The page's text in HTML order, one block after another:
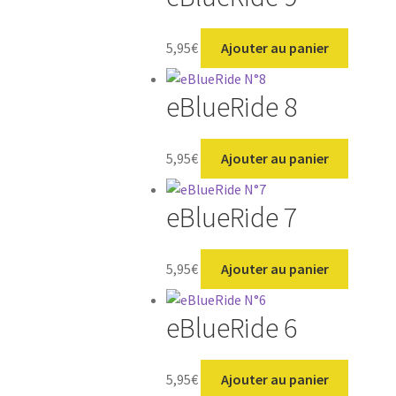
5,95€ Ajouter au panier
eBlueRide 8
5,95€ Ajouter au panier
eBlueRide 7
5,95€ Ajouter au panier
eBlueRide 6
5,95€ Ajouter au panier